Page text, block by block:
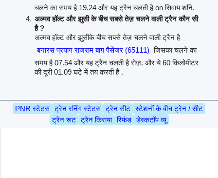
चलने का समय है 19.24 और यह ट्रैन चलती है on सिवाय शनि.
अल्मव हॉल्ट और झुसी के बीच सबसे तेज़ चलने वाली ट्रैन कौन सी
है ?
अल्मव हॉल्ट और झुसीके बीच सबसे तेज़ चलने वाली ट्रैन है
बनारस प्रयाग राजराम बाग़ पैसेंजर (65111) जिसका चलने का
समय है 07.54 और यह ट्रैन चलती है रोज़. और ये 60 किलोमीटर
की दूरी 01.09 घंटे में तय करती है .
PNR स्टेटस ट्रेन रनिंग स्टेटस ट्रेन सीट स्टेशनों के बीच ट्रेन / सीट
ट्रेन रूट ट्रेन किराया रिफंड डेस्कटॉप व्यू